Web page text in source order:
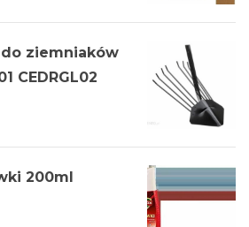
ziemniaków
CEDRGL02
200ml